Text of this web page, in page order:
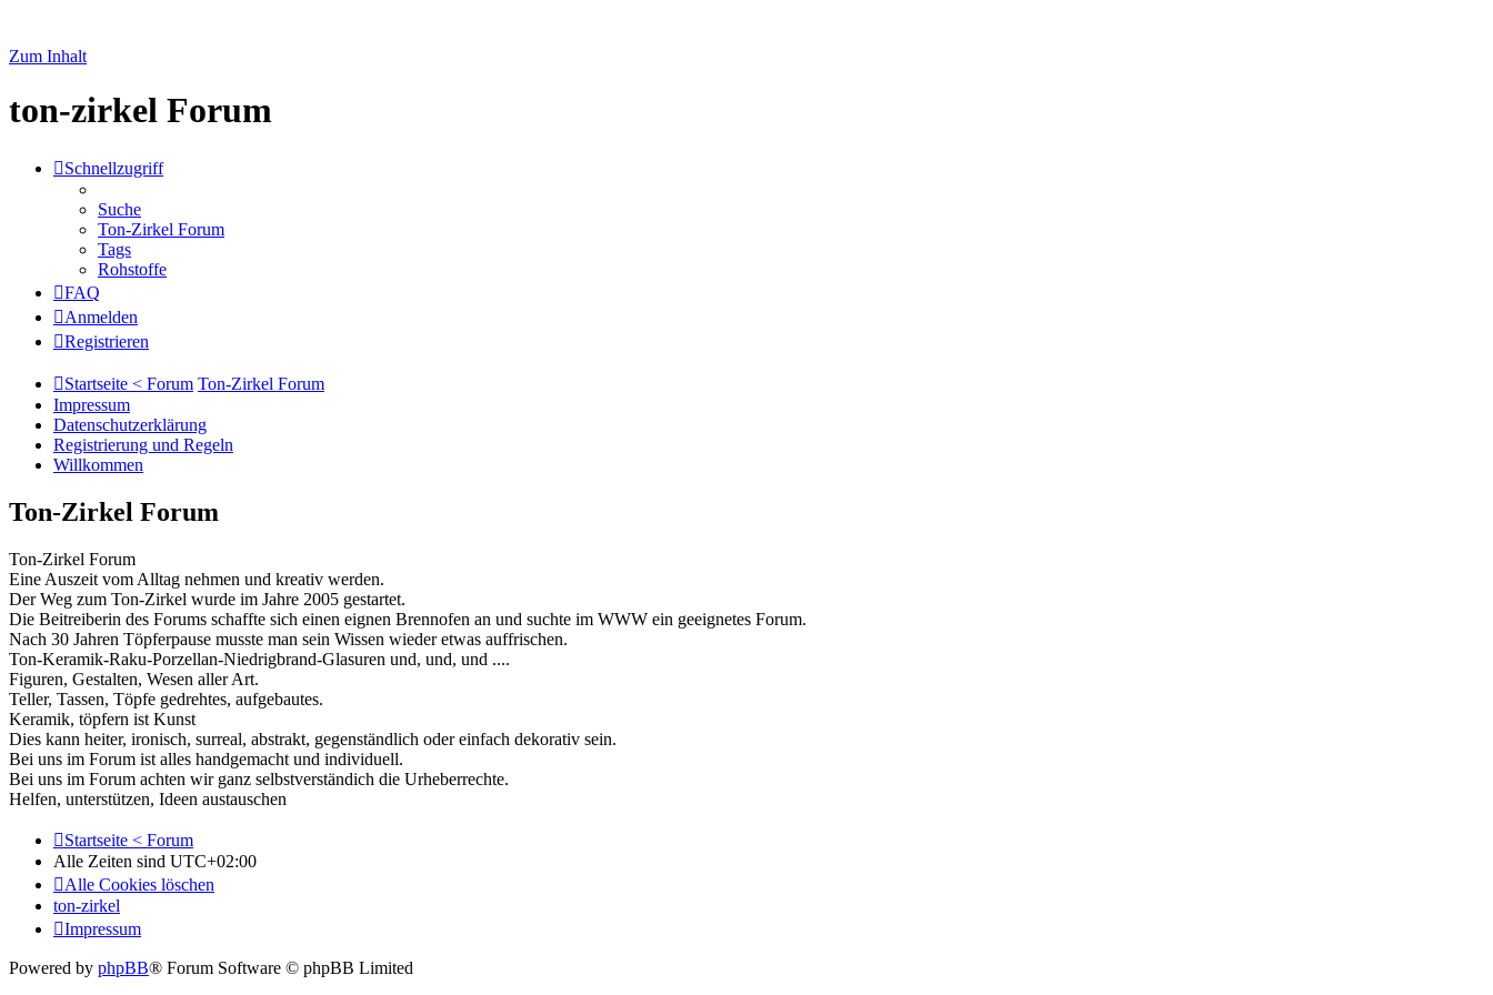
Zum Inhalt
ton-zirkel Forum
Schnellzugriff
Suche
Ton-Zirkel Forum
Tags
Rohstoffe
FAQ
Anmelden
Registrieren
Startseite < Forum Ton-Zirkel Forum
Impressum
Datenschutzerklärung
Registrierung und Regeln
Willkommen
Ton-Zirkel Forum
Ton-Zirkel Forum
Eine Auszeit vom Alltag nehmen und kreativ werden.
Der Weg zum Ton-Zirkel wurde im Jahre 2005 gestartet.
Die Beitreiberin des Forums schaffte sich einen eignen Brennofen an und suchte im WWW ein geeignetes Forum.
Nach 30 Jahren Töpferpause musste man sein Wissen wieder etwas auffrischen.
Ton-Keramik-Raku-Porzellan-Niedrigbrand-Glasuren und, und, und ....
Figuren, Gestalten, Wesen aller Art.
Teller, Tassen, Töpfe gedrehtes, aufgebautes.
Keramik, töpfern ist Kunst
Dies kann heiter, ironisch, surreal, abstrakt, gegenständlich oder einfach dekorativ sein.
Bei uns im Forum ist alles handgemacht und individuell.
Bei uns im Forum achten wir ganz selbstverständich die Urheberrechte.
Helfen, unterstützen, Ideen austauschen
Startseite < Forum
Alle Zeiten sind UTC+02:00
Alle Cookies löschen
ton-zirkel
Impressum
Powered by phpBB® Forum Software © phpBB Limited